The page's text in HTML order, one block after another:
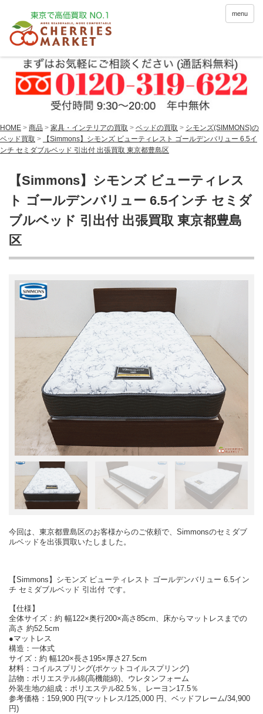
menu
HOME > 商品 > 家具・インテリアの買取 > ベッドの買取 > シモンズ(SIMMONS)の
ベッド買取 >
【Simmons】シモンズ ビューティレスト ゴールデンバリュー 6.5イ
ンチ セミダブルベッド 引出付 出張買取 東京都豊島区
【Simmons】シモンズ ビューティレス
ト ゴールデンバリュー 6.5インチ セミダ
ブルベッド 引出付 出張買取 東京都豊島
区
今回は、東京都豊島区のお客様からのご依頼で、Simmonsのセミダブ
ルベッドを出張買取いたしました。
【Simmons】シモンズ ビューティレスト ゴールデンバリュー 6.5イン
チ セミダブルベッド 引出付 です。
【仕様】
全体サイズ：約 幅122×奥行200×高さ85cm、床からマットレスまでの
高さ 約52.5cm
●マットレス
構造：一体式
サイズ：約 幅120×長さ195×厚さ27.5cm
材料：コイルスプリング(ポケットコイルスプリング)
詰物：ポリエステル綿(高機能綿)、ウレタンフォーム
外装生地の組成：ポリエステル82.5％、レーヨン17.5％
参考価格：159,900 円(マットレス/125,000 円、ベッドフレーム/34,900
円)